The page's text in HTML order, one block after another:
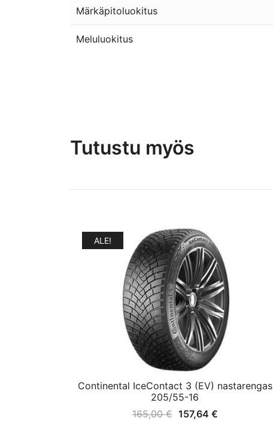
Märkäpitoluokitus
Meluluokitus
Tutustu myös
ALE!
Continental IceContact 3 (EV) nastarengas
205/55-16
165,00€ Alkuperäinen
157,64 €Nykyinen